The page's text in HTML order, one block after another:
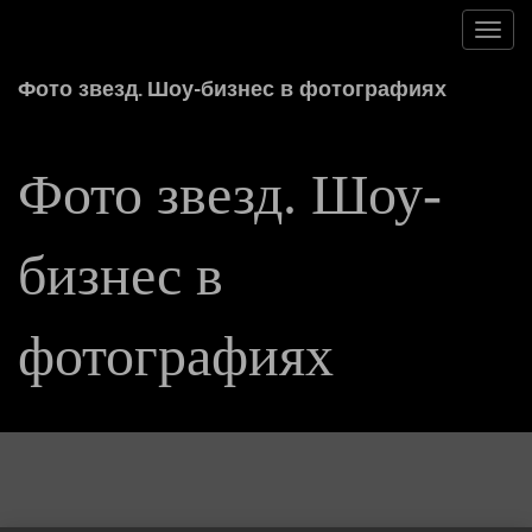
Фото звезд. Шоу-бизнес в фотографиях
Фото звезд. Шоу-
бизнес в
фотографиях